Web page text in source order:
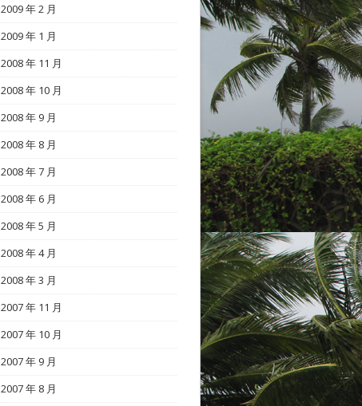
2009 年 2 月
2009 年 1 月
2008 年 11 月
2008 年 10 月
2008 年 9 月
2008 年 8 月
2008 年 7 月
2008 年 6 月
2008 年 5 月
2008 年 4 月
2008 年 3 月
2007 年 11 月
2007 年 10 月
2007 年 9 月
2007 年 8 月